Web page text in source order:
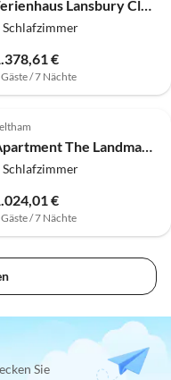
Schlafzimmer
€
Gäste / 7 Nächte
Schlafzimmer
€
Gäste / 7 Nächte
Sie